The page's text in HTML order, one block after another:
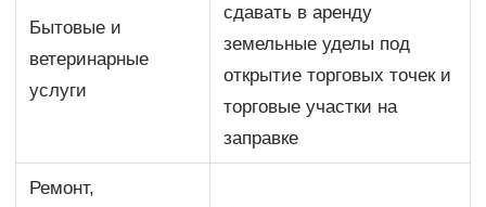
Бытовые и
ветеринарные
услуги
сдавать в аренду
земельные уделы под
открытие торговых точек и
торговые участки на
заправке
Ремонт,